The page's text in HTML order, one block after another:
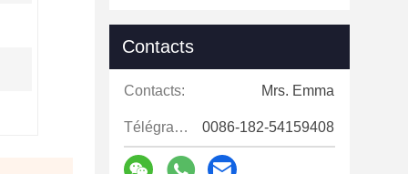
Contacts
Contacts: Mrs. Emma
Télégramme: 0086-182-54159408